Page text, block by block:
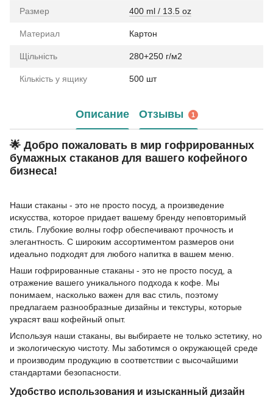
Размер 400 ml / 13.5 oz
Материал Картон
Щільність 280+250 г/м2
Кількість у ящику 500 шт
Описание Отзывы 1
🌟 Добро пожаловать в мир гофрированных
бумажных стаканов для вашего кофейного
бизнеса!
Наши стаканы - это не просто посуд, а произведение
искусства, которое придает вашему бренду неповторимый
стиль. Глубокие волны гофр обеспечивают прочность и
элегантность. С широким ассортиментом размеров они
идеально подходят для любого напитка в вашем меню.
Наши гофрированные стаканы - это не просто посуд, а
отражение вашего уникального подхода к кофе. Мы
понимаем, насколько важен для вас стиль, поэтому
предлагаем разнообразные дизайны и текстуры, которые
украсят ваш кофейный опыт.
Используя наши стаканы, вы выбираете не только эстетику, но
и экологическую чистоту. Мы заботимся о окружающей среде
и производим продукцию в соответствии с высочайшими
стандартами безопасности.
Удобство использования и изысканный дизайн